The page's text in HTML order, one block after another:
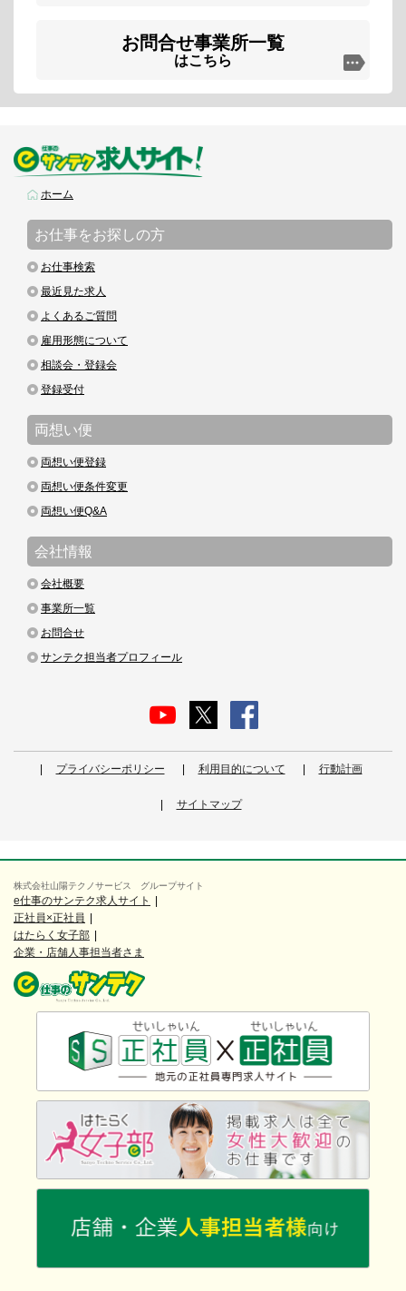
お問合せ事業所一覧
はこちら
ホーム
お仕事をお探しの方
お仕事検索
最近見た求人
よくあるご質問
雇用形態について
相談会・登録会
登録受付
両想い便
両想い便登録
両想い便条件変更
両想い便Q&A
会社情報
会社概要
事業所一覧
お問合せ
サンテク担当者プロフィール
プライバシーポリシー 利用目的について 行動計画
サイトマップ
株式会社山陽テクノサービス グループサイト
e仕事のサンテク求人サイト
正社員×正社員
はたらく女子部
企業・店舗人事担当者さま